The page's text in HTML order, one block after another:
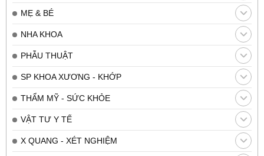
MẸ & BÉ
NHA KHOA
PHẪU THUẬT
SP KHOA XƯƠNG - KHỚP
THẨM MỸ - SỨC KHỎE
VẬT TƯ Y TẾ
X QUANG - XÉT NGHIỆM